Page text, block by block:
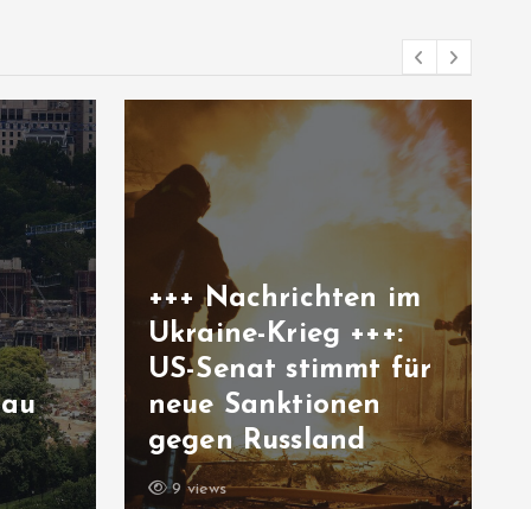
im
+++:
für
Rennradfahren in
der Hitze: Ist das
unsolidarisch?
10 views